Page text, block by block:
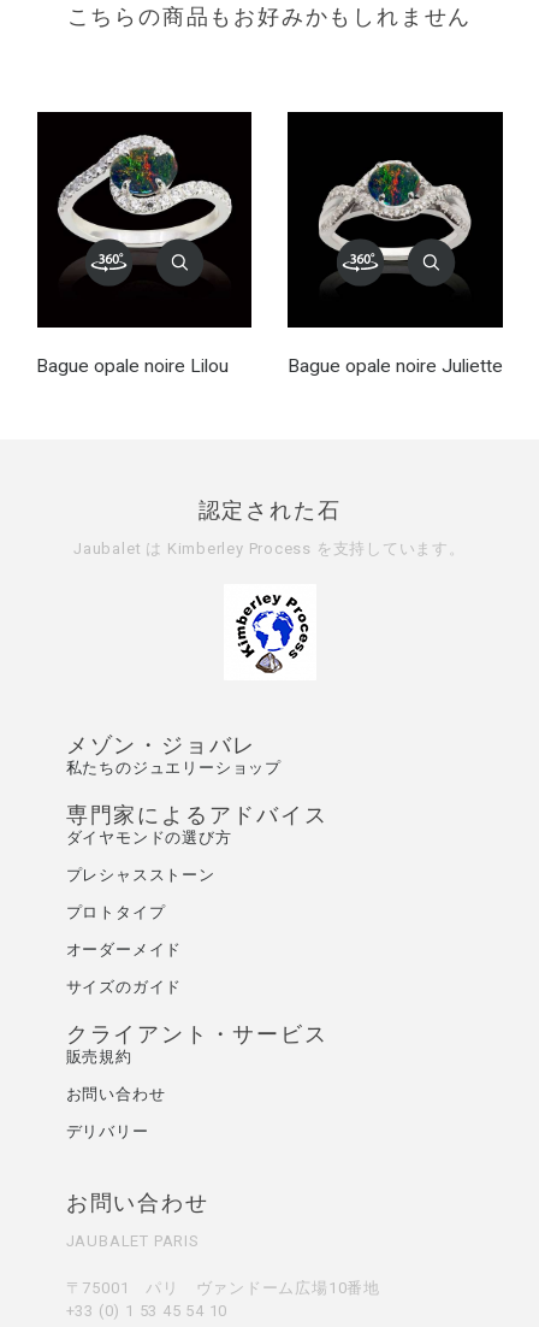
こちらの商品もお好みかもしれません
Bague opale noire Lilou Bague opale noire Juliette
認定された石
Jaubalet は Kimberley Process を支持しています。
メゾン・ジョバレ
私たちのジュエリーショップ
専門家によるアドバイス
ダイヤモンドの選び方
プレシャスストーン
プロトタイプ
オーダーメイド
サイズのガイド
クライアント・サービス
販売規約
お問い合わせ
デリバリー
お問い合わせ
JAUBALET PARIS
〒75001 パリ ヴァンドーム広場10番地
+33 (0) 1 53 45 54 10